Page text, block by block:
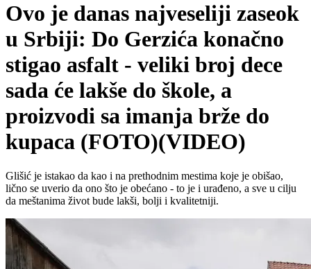
Ovo je danas najveseliji zaseok
u Srbiji: Do Gerzića konačno
stigao asfalt - veliki broj dece
sada će lakše do škole, a
proizvodi sa imanja brže do
kupaca (FOTO)(VIDEO)
Glišić je istakao da kao i na prethodnim mestima koje je obišao,
lično se uverio da ono što je obećano - to je i urađeno, a sve u cilju
da meštanima život bude lakši, bolji i kvalitetniji.